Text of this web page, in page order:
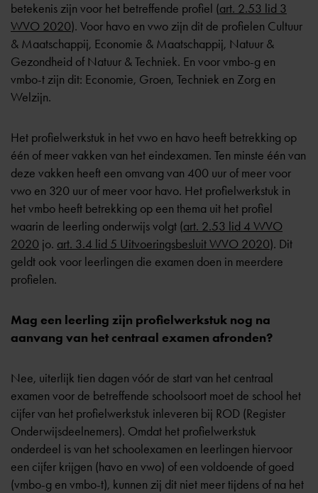
betekenis zijn voor het betreffende profiel (art. 2.53 lid 3
WVO 2020). Voor havo en vwo zijn dit de profielen Cultuur
& Maatschappij, Economie & Maatschappij, Natuur &
Gezondheid of Natuur & Techniek. En voor vmbo-g en
vmbo-t zijn dit: Economie, Groen, Techniek en Zorg en
Welzijn.
Het profielwerkstuk in het vwo en havo heeft betrekking op
één of meer vakken van het eindexamen. Ten minste één van
deze vakken heeft een omvang van 400 uur of meer voor
vwo en 320 uur of meer voor havo. Het profielwerkstuk in
het vmbo heeft betrekking op een thema uit het profiel
waarin de leerling onderwijs volgt (art. 2.53 lid 4 WVO
2020 jo. art. 3.4 lid 5 Uitvoeringsbesluit WVO 2020). Dit
geldt ook voor leerlingen die examen doen in meerdere
profielen.
Mag een leerling zijn profielwerkstuk nog na
aanvang van het centraal examen afronden?
Nee, uiterlijk tien dagen vóór de start van het centraal
examen voor de betreffende schoolsoort moet de school het
cijfer van het profielwerkstuk inleveren bij ROD (Register
Onderwijsdeelnemers). Omdat het profielwerkstuk
onderdeel is van het schoolexamen en leerlingen hiervoor
een cijfer krijgen (havo en vwo) of een voldoende of goed
(vmbo-g en vmbo-t), kunnen zij dit niet meer tijdens of na het